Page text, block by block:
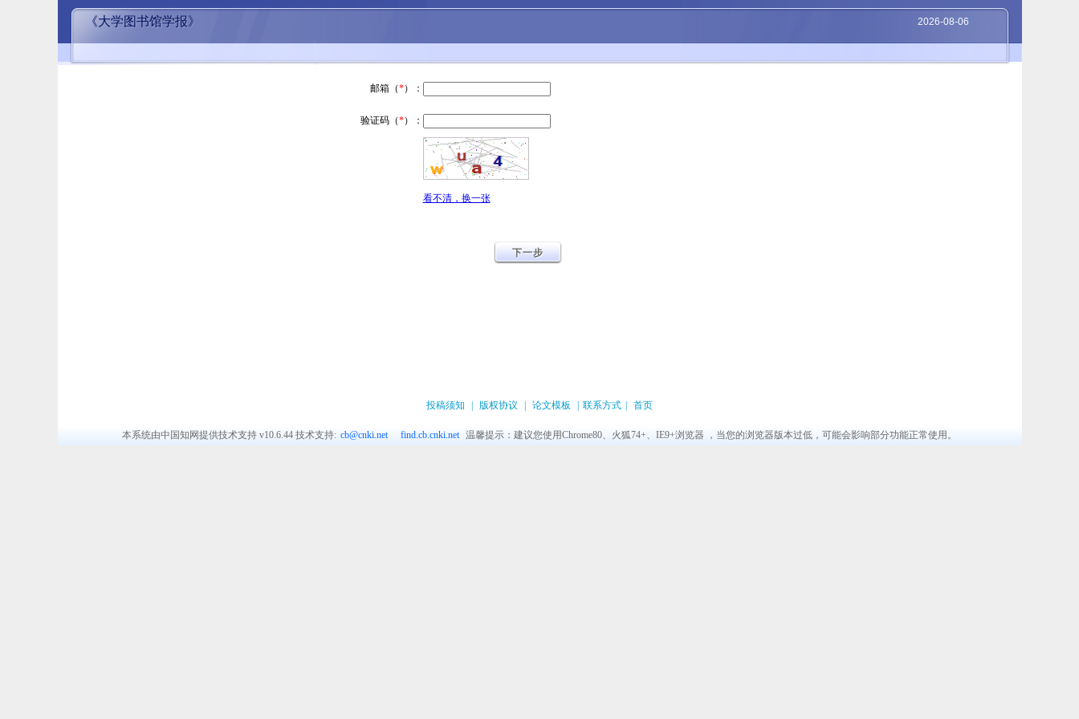
《大学图书馆学报》 2026-08-06
邮箱（*）：
验证码（*）：
看不清，换一张
投稿须知 版权协议 论文模板 联系方式 首页
本系统由中国知网提供技术支持 v10.6.44 技术支持: cb@cnki.net find.cb.cnki.net 温馨提示：建议您使用Chrome80、火狐74+、IE9+浏览器 ，当您的浏览器版本过低，可能会影响部分功能正常使用。